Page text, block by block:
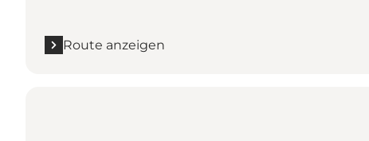
Route anzeigen